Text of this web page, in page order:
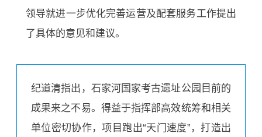
领导就进一步优化完善运营及配套服务工作提出
了具体的意见和建议。
纪道清指出，石家河国家考古遗址公园目前的
成果来之不易。得益于指挥部高效统筹和相关
单位密切协作，项目跑出“天门速度”，打造出